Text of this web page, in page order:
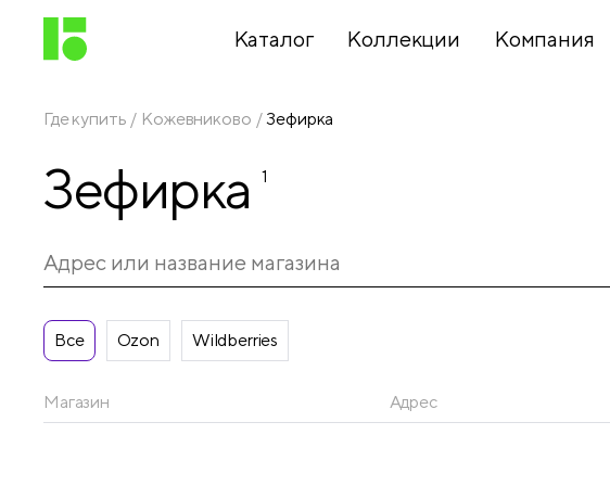
Каталог
принадлежности
Канцелярские
принадлежности
Папки,
Коллекции Компания
Где купить Кожевниково Зефирка
Зефирка 1
Все Ozon Wildberries
Магазин Адрес